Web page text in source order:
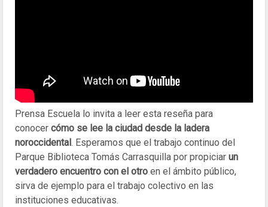
Prensa Escuela lo invita a leer esta reseña para
conocer cómo se lee la ciudad desde la ladera
noroccidental. Esperamos que el trabajo continuo del
Parque Biblioteca Tomás Carrasquilla por propiciar un
verdadero encuentro con el otro en el ámbito público,
sirva de ejemplo para el trabajo colectivo en las
instituciones educativas.